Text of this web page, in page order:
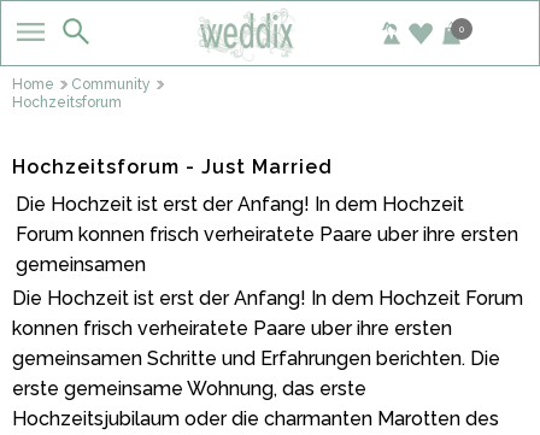
0
Home
Community
Hochzeitsforum
Hochzeitsforum - Just Married
Die Hochzeit ist erst der Anfang! In dem Hochzeit
Forum konnen frisch verheiratete Paare uber ihre ersten
gemeinsamen
Die Hochzeit ist erst der Anfang! In dem Hochzeit Forum
konnen frisch verheiratete Paare uber ihre ersten
gemeinsamen Schritte und Erfahrungen berichten. Die
erste gemeinsame Wohnung, das erste
Hochzeitsjubilaum oder die charmanten Marotten des